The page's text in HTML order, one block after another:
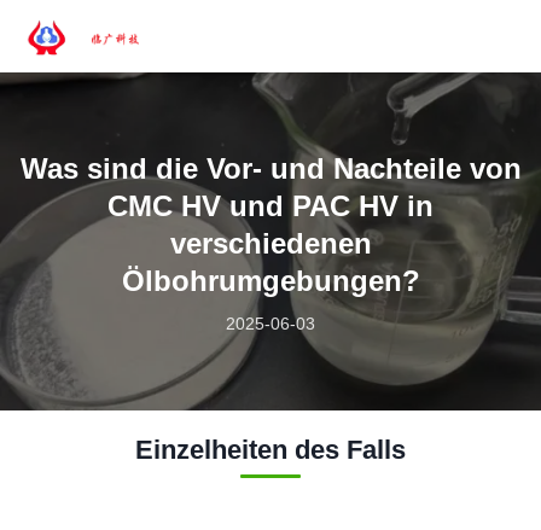
Was sind die Vor- und Nachteile von
CMC HV und PAC HV in
verschiedenen
Ölbohrumgebungen?
2025-06-03
Einzelheiten des Falls